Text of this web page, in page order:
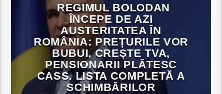
REGIMUL BOLODAN
ÎNCEPE DE AZI
AUSTERITATEA ÎN
ROMÂNIA: PREȚURILE VOR
BUBUI, CREȘTE TVA,
PENSIONARII PLĂTESC
CASS. LISTA COMPLETĂ A
SCHIMBĂRILOR